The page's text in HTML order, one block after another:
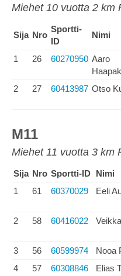
Miehet 10 vuotta 2 km
Sija Nro
Sportti-
ID
Nimi
1 26 60270950 Aaro
2 27 60413987 Otso
M11
Miehet 11 vuotta 3 km
Sija Nro Sportti-ID Nimi
1
61 60370029 Eeli
2 58 60416022
3 56 60599974 Nooa
4
57 60308846 Elias